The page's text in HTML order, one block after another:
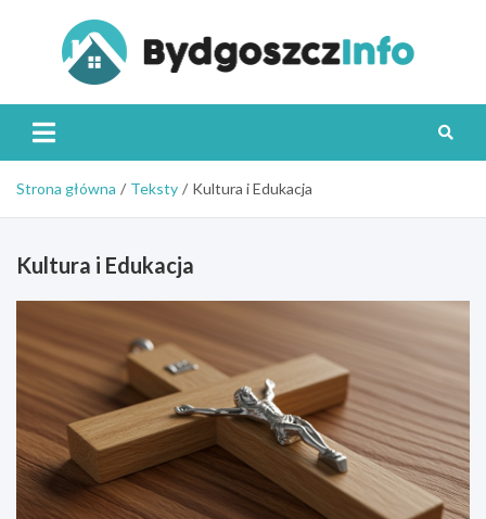
Strona główna Teksty Kultura i Edukacja
Kultura i Edukacja